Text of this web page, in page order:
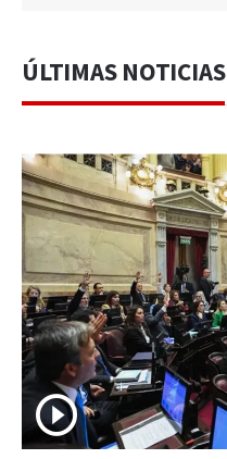
ÚLTIMAS NOTICIAS